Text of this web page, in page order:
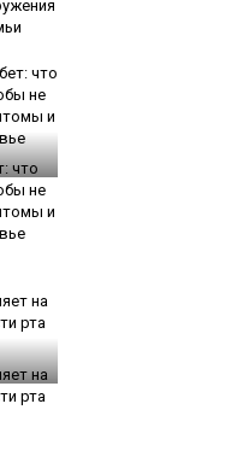
что
не
и
на
рта